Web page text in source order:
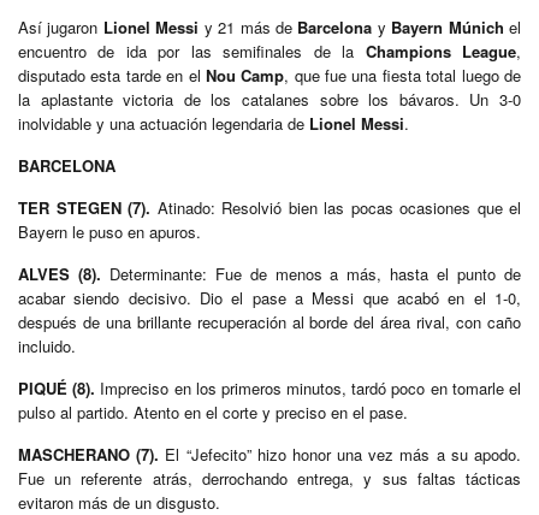
Así jugaron Lionel Messi y 21 más de Barcelona y Bayern Múnich el
encuentro de ida por las semifinales de la Champions League,
disputado esta tarde en el Nou Camp, que fue una fiesta total luego de
la aplastante victoria de los catalanes sobre los bávaros. Un 3-0
inolvidable y una actuación legendaria de Lionel Messi.
BARCELONA
TER STEGEN (7). Atinado: Resolvió bien las pocas ocasiones que el
Bayern le puso en apuros.
ALVES (8). Determinante: Fue de menos a más, hasta el punto de
acabar siendo decisivo. Dio el pase a Messi que acabó en el 1-0,
después de una brillante recuperación al borde del área rival, con caño
incluido.
PIQUÉ (8). Impreciso en los primeros minutos, tardó poco en tomarle el
pulso al partido. Atento en el corte y preciso en el pase.
MASCHERANO (7). El “Jefecito” hizo honor una vez más a su apodo.
Fue un referente atrás, derrochando entrega, y sus faltas tácticas
evitaron más de un disgusto.